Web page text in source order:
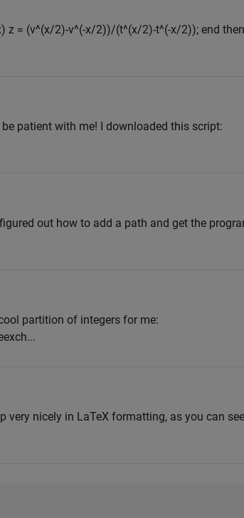
z = (v^(x/2)-v^(-x/2))/(t^(x/2)-t^(-x/2)); end
patient with me! I downloaded this script:
out how to add a path and get the
partition of integers for me:
very nicely in LaTeX formatting, as you can